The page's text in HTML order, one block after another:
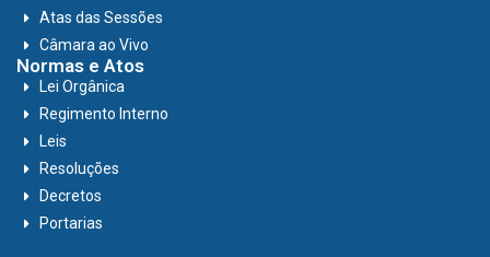
Atas das Sessões
Câmara ao Vivo
Normas e Atos
Lei Orgânica
Regimento Interno
Leis
Resoluções
Decretos
Portarias